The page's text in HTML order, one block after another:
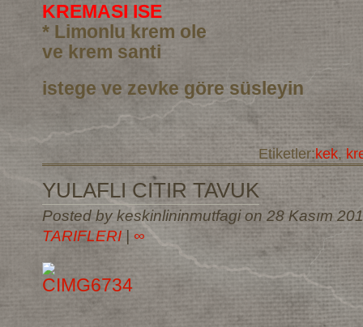
KREMASI ISE
* Limonlu krem ole
ve krem santi
istege ve zevke göre süsleyin
Etiketler:kek,
YULAFLI CITIR TAVUK
Posted by keskinlininmutfagi on 28 Kasım
TARIFLERI
∞